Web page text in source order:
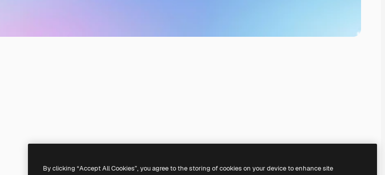
By clicking “Accept All Cookies”, you agree to the storing of cookies on your device to enhance site